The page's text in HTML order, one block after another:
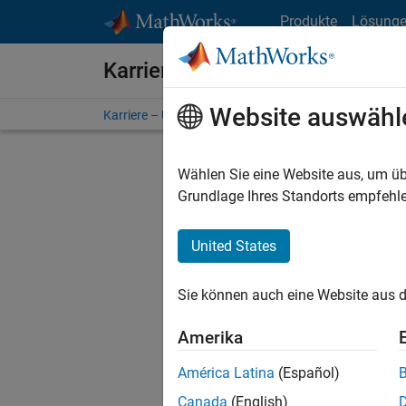
Produkte
Karriere bei MathWorks
Karriere – Übersicht Stellensuche
FILTER:
Stellen
Es
Region
Website
Wählen Sie eine Website aus, um
Grundlage Ihres Standorts
United States
Sie können auch eine Website aus
Amerika
América Latina (Español)
Canada (English)